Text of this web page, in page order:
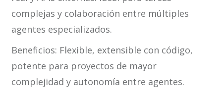
complejas y colaboración entre múltiples
agentes especializados.
Beneficios: Flexible, extensible con código,
potente para proyectos de mayor
complejidad y autonomía entre agentes.